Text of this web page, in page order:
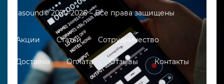
Asiasound© 2020-2026 – Все права защищены
Акции Статьи Сотрудничество
Доставка Оплата Отзывы Контакты